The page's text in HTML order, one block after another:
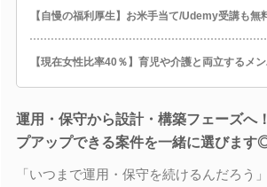
【自慢の福利厚生】お米手当て/Udemy受講も無
【現在女性比率40％】育児や介護と両立するメ
運用・保守から設計・構築フェーズへ
プアップできる案件を一緒に選びます
「いつまで運用・保守を続けるんだろう」